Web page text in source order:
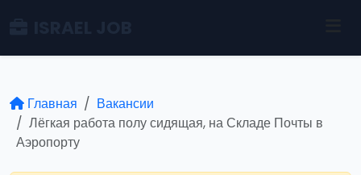
Главная
Вакансии
Лёгкая работа полу сидящая, на Складе Почты в
Аэропорту